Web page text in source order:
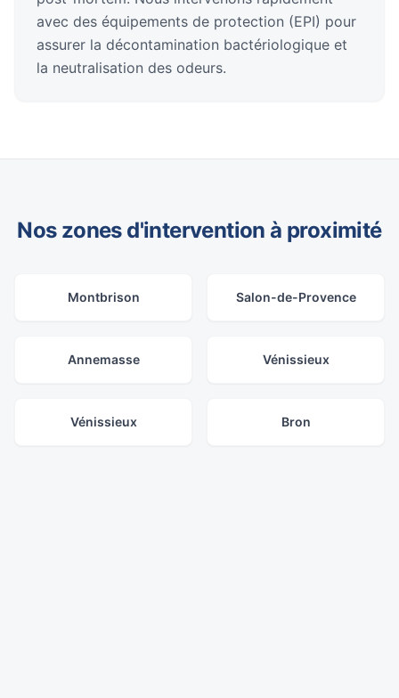
avec des équipements de protection (EPI) pour
assurer la décontamination bactériologique et
la neutralisation des odeurs.
Nos zones d'intervention à proximité
Montbrison Salon-de-Provence
Annemasse Vénissieux
Vénissieux Bron